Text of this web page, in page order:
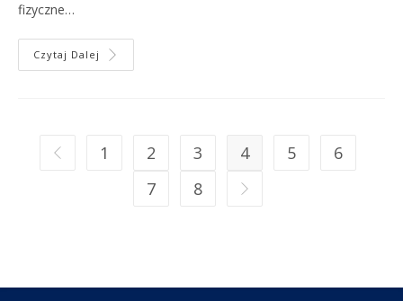
fizyczne…
Czytaj Dalej
1 2 3 4 5
6
7
8